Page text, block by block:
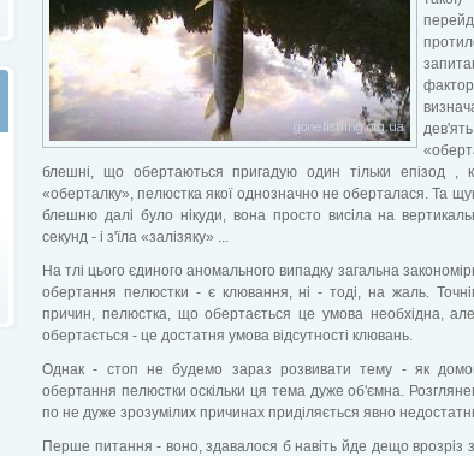
блешні, що обертаються пригадую один тільки епізод ,
«оберталку», пелюстка якої однозначно не оберталася. Та
блешню далі було нікуди, вона просто висіла на
секунд - і з'їла «залізяку» ...
На тлі цього єдиного аномального випадку загальна
обертання пелюстки - є клювання, ні - тоді, на жаль.
причин, пелюстка, що обертається це умова необхідна,
обертається - це достатня умова відсутності клювань.
Однак - стоп не будемо зараз розвивати тему - як
обертання пелюстки оскільки ця тема дуже об'ємна.
по не дуже зрозумілих причинах приділяється явно
Перше питання - воно, здавалося б навіть йде дещо врозріз